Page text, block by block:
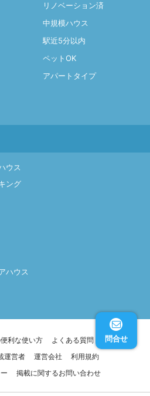
リノベーション済
中規模ハウス
駅近5分以内
ペットOK
アパートタイプ
ウス
ング
ハウス
利な使い方
よくある質問
運営者 運営会社
利用規約
掲載に関するお問い合わせ
問合せ